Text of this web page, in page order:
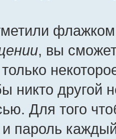
, вы
никто другой
Для того
и пароль